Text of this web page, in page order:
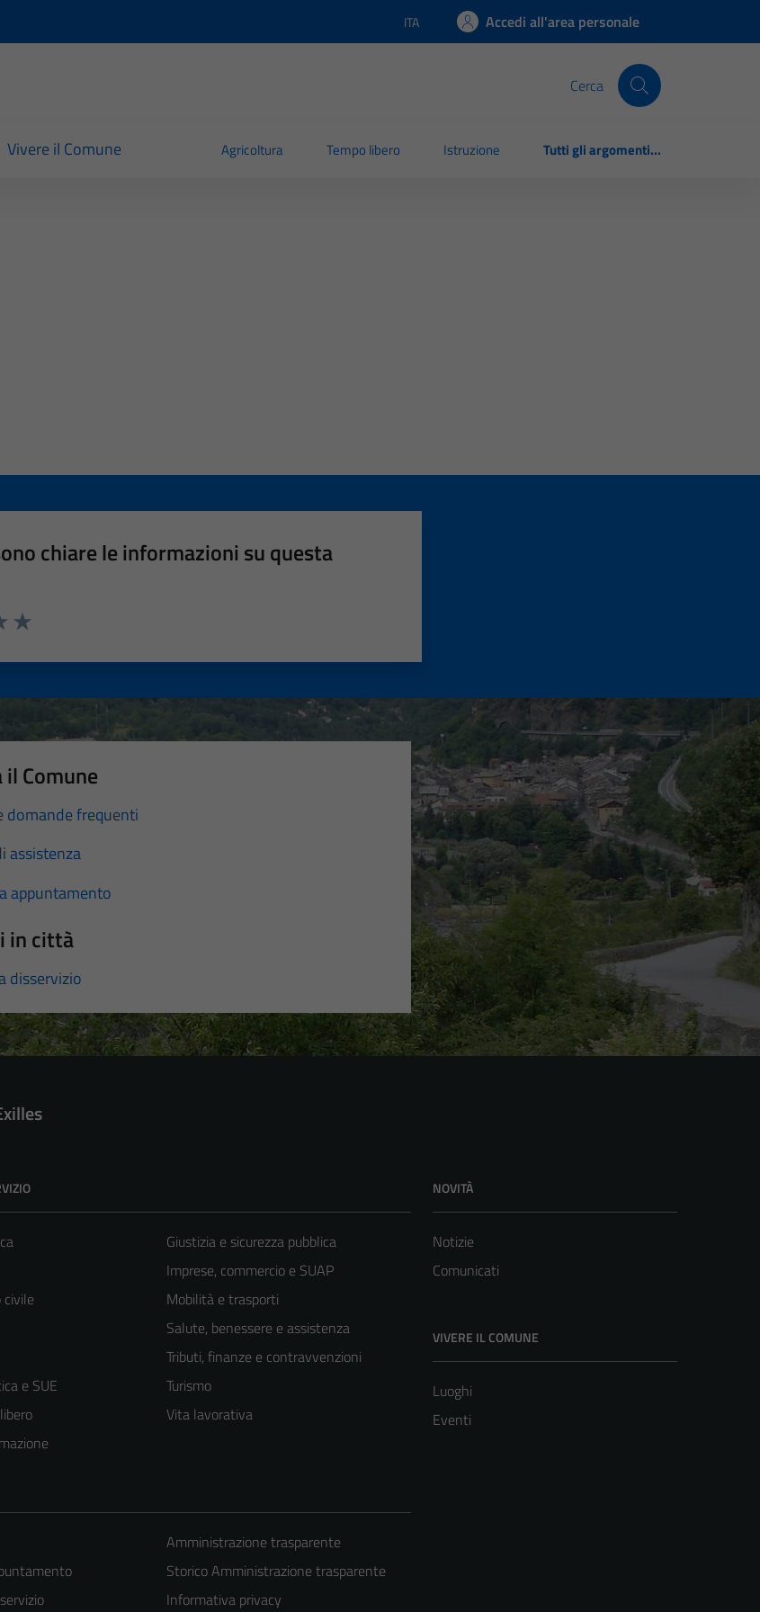
Lingua attiva:
ITA Accedi all'area personale
Cerca
Vivere il Comune Agricoltura Tempo libero Istruzione Tutti gli argomenti...
chiare le informazioni su questa
Comune
domande frequenti
assistenza
appuntamento
in città
disservizio
e SUE
Giustizia e sicurezza pubblica
Imprese, commercio e SUAP
Mobilità e trasporti
Salute, benessere e assistenza
Tributi, finanze e contravvenzioni
Turismo
Vita lavorativa
NOVITÀ
Notizie
Comunicati
VIVERE IL COMUNE
Luoghi
Eventi
Amministrazione trasparente
Storico Amministrazione trasparente
Informativa privacy